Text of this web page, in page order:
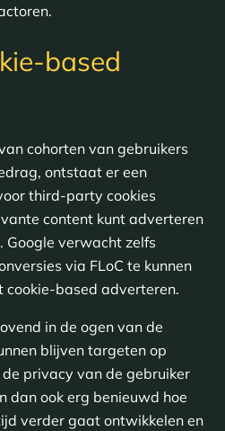
based
cohorten van gebruikers
ontstaat er een
third-party cookies
content kunt adverteren
Google verwacht zelfs
via FLoC te kunnen
cookie-based adverteren.
in de ogen van de
blijven targeten op
privacy van de gebruiker
dan ook erg benieuwd hoe
verder gaat ontwikkelen en